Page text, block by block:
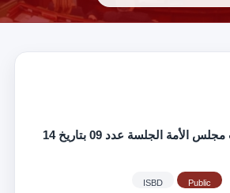
مداولات مجلس الأمة الجلسة عدد 09 بتاريخ 14
Public
ISBD